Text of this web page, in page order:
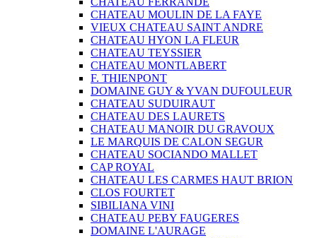
CHATEAU MOULIN DE LA FAYE
VIEUX CHATEAU SAINT ANDRE
CHATEAU HYON LA FLEUR
CHATEAU TEYSSIER
CHATEAU MONTLABERT
F. THIENPONT
DOMAINE GUY & YVAN DUFOULEUR
CHATEAU SUDUIRAUT
CHATEAU DES LAURETS
CHATEAU MANOIR DU GRAVOUX
LE MARQUIS DE CALON SEGUR
CHATEAU SOCIANDO MALLET
CAP ROYAL
CHATEAU LES CARMES HAUT BRION
CLOS FOURTET
SIBILIANA VINI
CHATEAU PEBY FAUGERES
DOMAINE L'AURAGE